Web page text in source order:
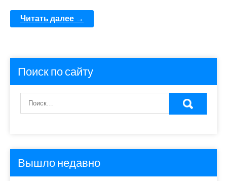
Читать далее →
Поиск по сайту
Вышло недавно